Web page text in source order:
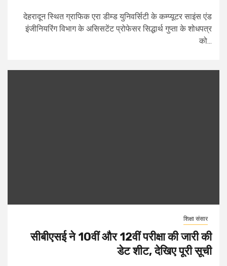
देहरादून स्थित ग्राफिक एरा डीम्ड युनिवर्सिटी के कम्प्यूटर साइंस एंड
इंजीनियरिंग विभाग के असिसटेंट प्रोफेसर सिद्धार्थ गुप्ता के शोधपत्र
को...
शिक्षा संसार
सीबीएसई ने 10वीं और 12वीं परीक्षा की जारी की
डेट शीट, देखिए पूरी सूची